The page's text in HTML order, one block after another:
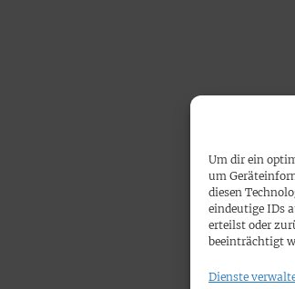
Um dir ein
um
diesen
eindeutige IDs
erteilst oder
beeinträchtigt
Dienste